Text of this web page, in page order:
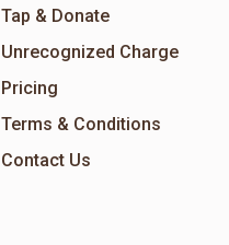
Tap & Donate
Unrecognized Charge
Pricing
Terms & Conditions
Contact Us